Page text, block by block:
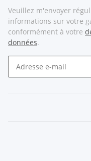
Veuillez m'envoyer
informations sur votre
conformément à votre
données.